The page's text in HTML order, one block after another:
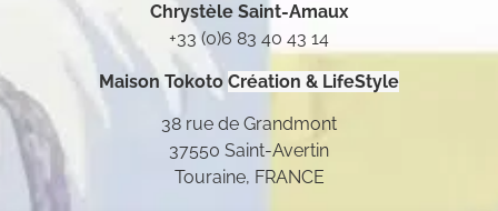
Chrystèle Saint-Amaux
+33 (0)6 83 40 43 14
Maison Tokoto Création & LifeStyle
38 rue de Grandmont
37550 Saint-Avertin
Touraine, FRANCE